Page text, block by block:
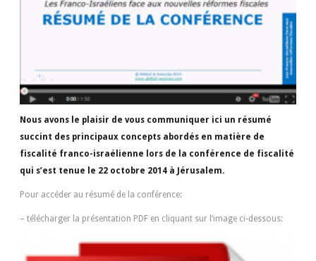
Nous avons le plaisir de vous communiquer ici un résumé
succint des principaux concepts abordés en matière de
fiscalité franco-israélienne lors de la conférence de fiscalité
qui s’est tenue le 22 octobre 2014 à Jérusalem.
Pour accéder au résumé de la conférence:
– télécharger la présentation PDF en cliquant sur l’image ci-dessous: